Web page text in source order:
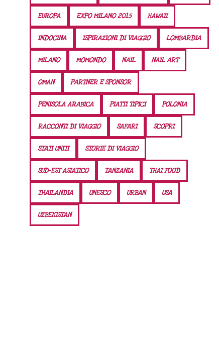
EUROPA EXPO MILANO 2015 HAWAII
INDOCINA ISPIRAZIONI DI VIAGGIO LOMBARDIA
MILANO MOMONDO NAIL NAIL ART
OMAN PARTNER E SPONSOR
PENISOLA ARABICA PIATTI TIPICI POLONIA
RACCONTI DI VIAGGIO SAFARI SCOPRI
STATI UNITI STORIE DI VIAGGIO
SUD-EST ASIATICO TANZANIA THAI FOOD
THAILANDIA UNESCO URBAN USA
UZBEKISTAN